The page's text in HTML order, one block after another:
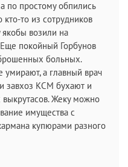
по простому обпились
то из сотрудников
возили на
покойный Горбунов
больных.
умирают, а главный врач
завхоз КСМ бухают и
Жеку можно
имущества с
купюрами разного